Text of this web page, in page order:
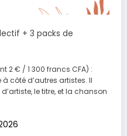
+ 3 packs de
2 € / 1 300 francs CFA) :
côté d’autres artistes. Il
le titre, et la chanson